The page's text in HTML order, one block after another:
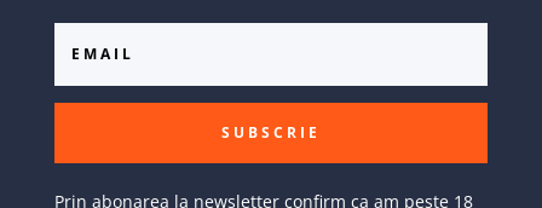
SUBSCRIE
Prin abonarea la newsletter confirm ca am peste 18